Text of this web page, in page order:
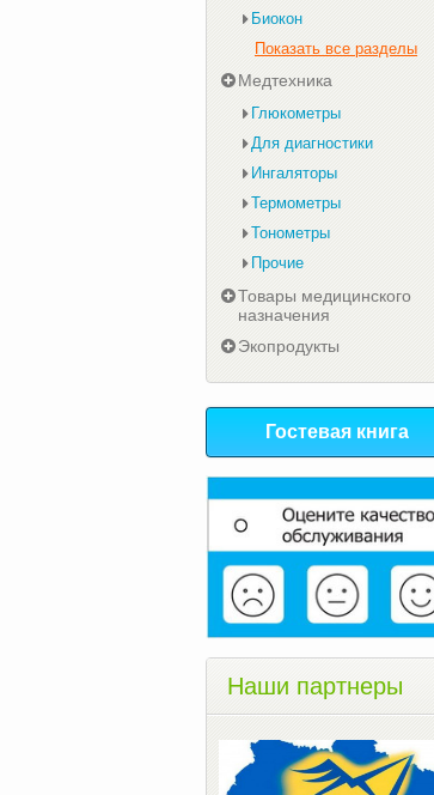
Биокон
Показать все разделы
Медтехника
Глюкометры
Для диагностики
Ингаляторы
Термометры
Тонометры
Прочие
Товары медицинского
назначения
Экопродукты
Гостевая книга
Наши партнеры